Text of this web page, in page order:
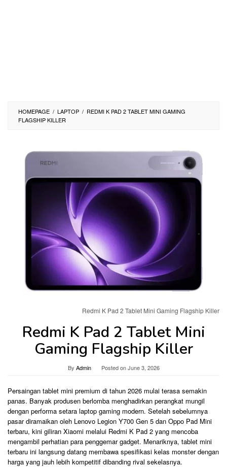
HOMEPAGE / LAPTOP / REDMI K PAD 2 TABLET MINI GAMING
FLAGSHIP KILLER
Redmi K Pad 2 Tablet Mini Gaming Flagship Killer
Redmi K Pad 2 Tablet Mini
Gaming Flagship Killer
By Admin Posted onJune 3, 2026
Persaingan tablet mini premium di tahun 2026 mulai terasa semakin
panas. Banyak produsen berlomba menghadirkan perangkat mungil
dengan performa setara laptop gaming modern. Setelah sebelumnya
pasar diramaikan oleh Lenovo Legion Y700 Gen 5 dan Oppo Pad Mini
terbaru, kini giliran Xiaomi melalui Redmi K Pad 2 yang mencoba
mengambil perhatian para penggemar gadget. Menariknya, tablet mini
terbaru ini langsung datang membawa spesifikasi kelas monster dengan
harga yang jauh lebih kompetitif dibanding rival sekelasnya.